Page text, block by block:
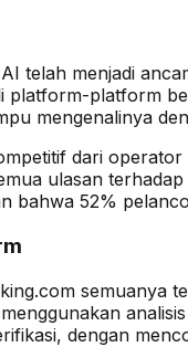
telah menjadi
platform-platform
mengenalinya
dari
ulasan
bahwa 52%
semuanya
dengan